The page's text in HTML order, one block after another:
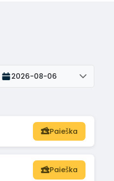
2026-08-06
Paieška
Paieška